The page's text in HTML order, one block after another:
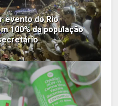
evento do Rio
100% da população